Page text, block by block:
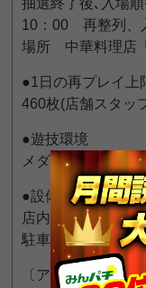
抽選終了後､入場
10：00 再整列、
場所 中華料理店
●1日の再プレイ上
460枚(店舗スタッ
●遊技環境
メダル機は箱､大
●設備
店内はカーペット
駐車場は無さそう
〔アルクマ〕